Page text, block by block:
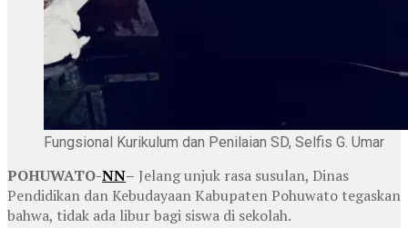
Fungsional Kurikulum dan Penilaian SD, Selfis G. Umar
POHUWATO-NN– Jelang unjuk rasa susulan, Dinas
Pendidikan dan Kebudayaan Kabupaten Pohuwato tegaskan
bahwa, tidak ada libur bagi siswa di sekolah.